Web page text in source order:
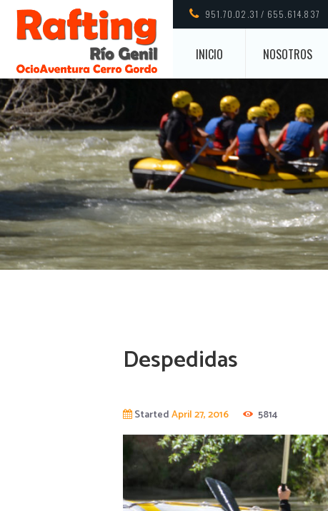
951.70.02.31 / 655.614.837
INICIO NOSOTROS
Despedidas
StartedApril 27, 2016 5814